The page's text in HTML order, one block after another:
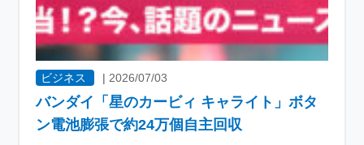
ビジネス | 2026/07/03
バンダイ「星のカービィ キャライト」ボタ
ン電池膨張で約24万個自主回収